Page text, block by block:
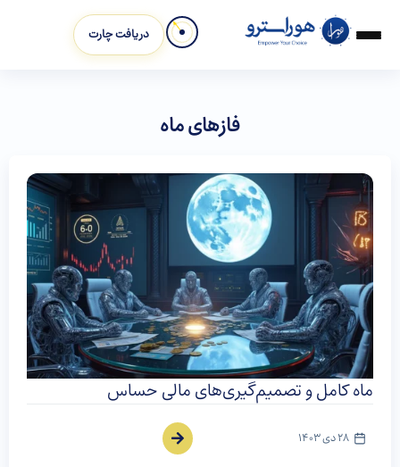
دریافت چارت
فازهای ماه
ماه کامل و تصمیم‌گیری‌های مالی حساس
28 دی 1403